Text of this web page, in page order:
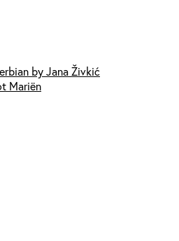
by Jana Živkić
Mariën